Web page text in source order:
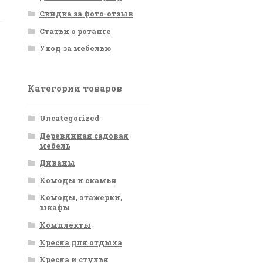
Скидка за фото-отзыв
Статьи о ротанге
Уход за мебелью
Категории товаров
Uncategorized
Деревянная садовая
мебель
Диваны
Комоды и скамьи
Комоды, этажерки,
шкафы
Комплекты
Кресла для отдыха
Кресла и стулья